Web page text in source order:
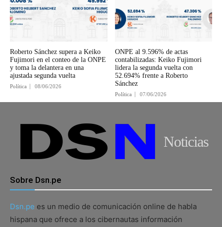
Roberto Sánchez supera a Keiko
Fujimori en el conteo de la ONPE
y toma la delantera en una
ajustada segunda vuelta
Política 08/06/2026
ONPE al 9.596% de actas
contabilizadas: Keiko Fujimori
lidera la segunda vuelta con
52.694% frente a Roberto
Sánchez
Política 07/06/2026
Noticias
Sobre Dsn.pe
Dsn.pe es un medio de comunicación online de habla
hispana que ofrece a los cibernautas información